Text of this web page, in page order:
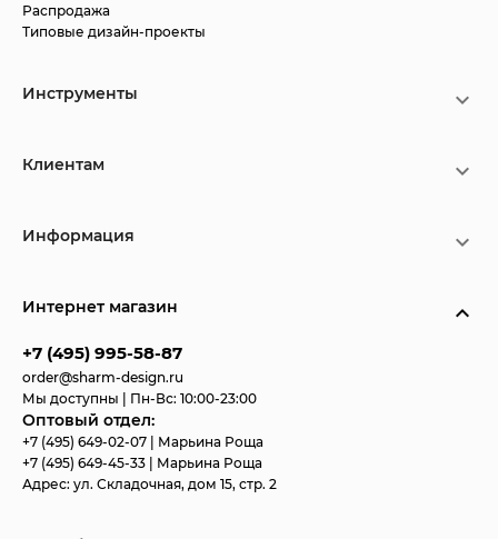
Распродажа
Типовые дизайн-проекты
Инструменты
Клиентам
Информация
Интернет магазин
+7 (495) 995-58-87
order@sharm-design.ru
Мы доступны | Пн-Вс: 10:00-23:00
Оптовый отдел:
+7 (495) 649-02-07
| Марьина Роща
+7 (495) 649-45-33
| Марьина Роща
Адрес: ул. Складочная, дом 15, стр. 2